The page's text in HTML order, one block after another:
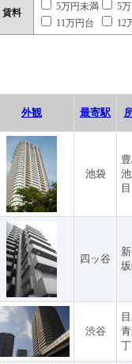
賃料
5万円未満
5
11万円台
12
外観 最寄駅
池袋
目
四ッ谷
渋谷